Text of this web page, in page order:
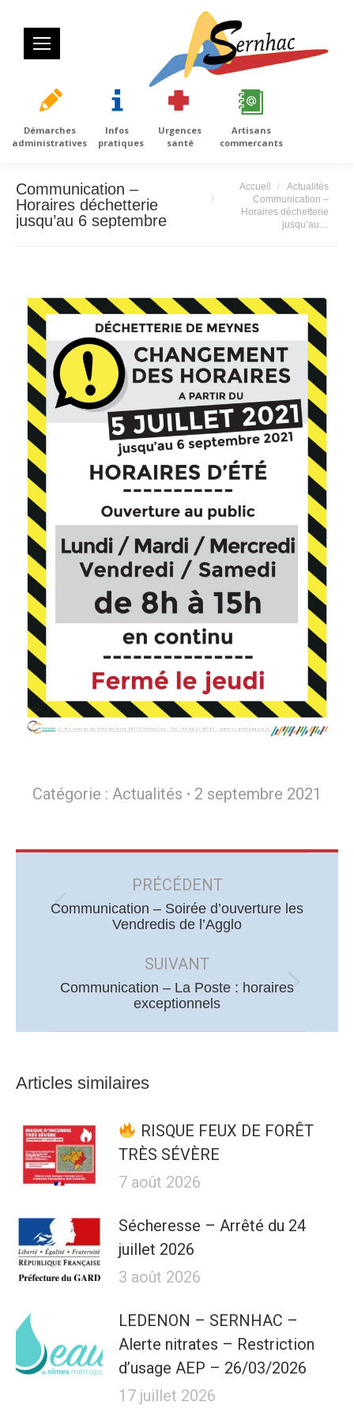
Démarches
administratives
Infos
pratiques
Urgences
santé
Artisans
commercants
Communication –
Horaires déchetterie
jusqu’au 6 septembre
Vous êtes ici :
Accueil
Actualités
Communication –
Horaires déchetterie
jusqu’au…
Catégorie : Actualités 2 septembre 2021
PRÉCÉDENT
Article
précédent
:
Communication – Soirée d’ouverture les
Vendredis de l’Agglo
SUIVANT
Article
Communication – La Poste : horaires
exceptionnels
Articles similaires
RISQUE FEUX DE FORÊT
TRÈS SÉVÈRE
7 août 2026
Sécheresse – Arrêté du 24
juillet 2026
3 août 2026
LEDENON – SERNHAC –
Alerte nitrates – Restriction
d’usage AEP – 26/03/2026
17 juillet 2026